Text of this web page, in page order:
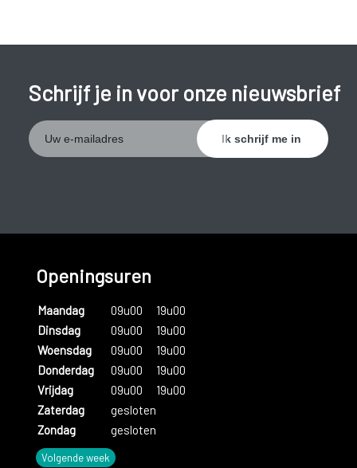
Schrijf je in voor onze nieuwsbrief
Openingsuren
Maandag 09u00
19u00
Dinsdag
09u00
19u00
Woensdag
09u00
19u00
Donderdag
09u00
19u00
Vrijdag
09u00
19u00
Zaterdag
gesloten
Zondag
gesloten
Volgende week